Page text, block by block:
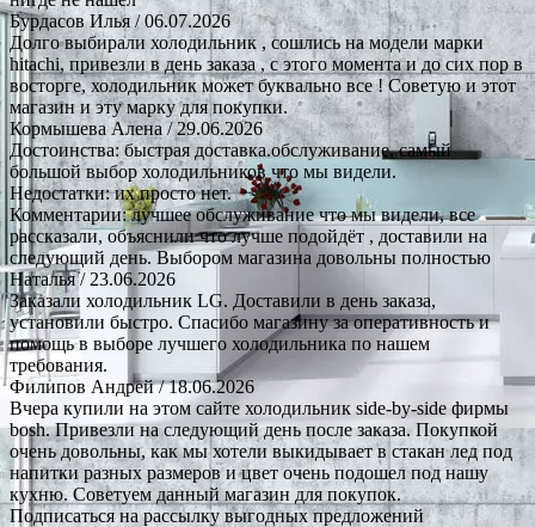
Бурдасов Илья/ 06.07.2026
Долго выбирали холодильник , сошлись на модели марки
hitachi, привезли в день заказа , с этого момента и до сих пор в
восторге, холодильник может буквально все ! Советую и этот
магазин и эту марку для покупки.
Кормышева Алена / 29.06.2026
Достоинства: быстрая доставка.обслуживание, самый
большой выбор холодильников что мы видели.
Недостатки: их просто нет.
Комментарии: лучшее обслуживание что мы видели, все
рассказали, объяснили что лучше подойдёт , доставили на
следующий день. Выбором магазина довольны полностью
Наталья/ 23.06.2026
Заказали холодильник LG. Доставили в день заказа,
установили быстро. Спасибо магазину за оперативность и
помощь в выборе лучшего холодильника по нашем
требования.
Филипов Андрей/ 18.06.2026
Вчера купили на этом сайте холодильник side-by-side фирмы
bosh. Привезли на следующий день после заказа. Покупкой
очень довольны, как мы хотели выкидывает в стакан лед под
напитки разных размеров и цвет очень подошел под нашу
кухню. Советуем данный магазин для покупок.
Подписаться на рассылку выгодных предложений